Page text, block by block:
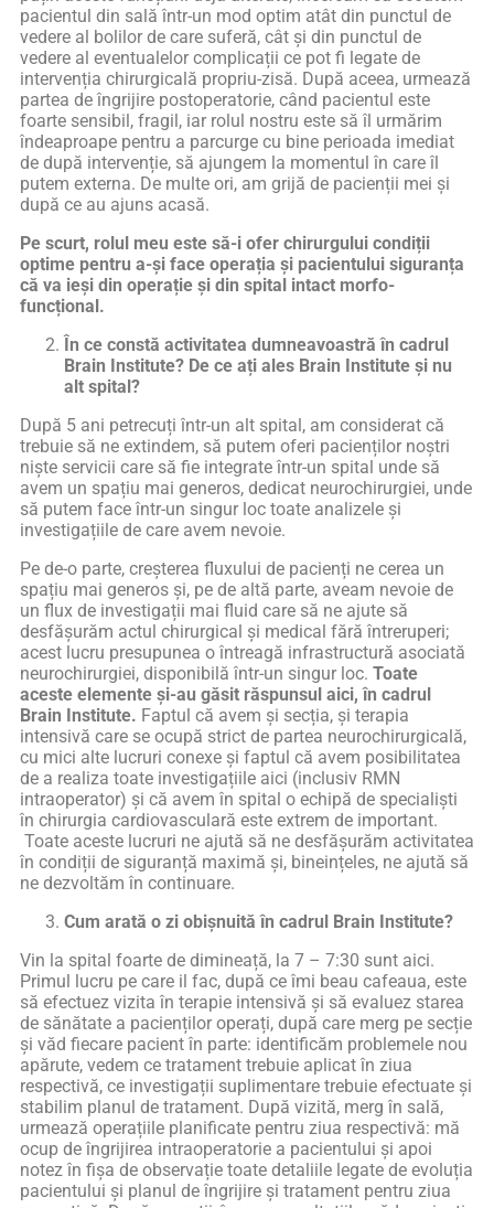
pacientul din sală într-un mod optim atât din punctul de
vedere al bolilor de care suferă, cât și din punctul de
vedere al eventualelor complicații ce pot fi legate de
intervenția chirurgicală propriu-zisă. După aceea, urmează
partea de îngrijire postoperatorie, când pacientul este
foarte sensibil, fragil, iar rolul nostru este să îl urmărim
îndeaproape pentru a parcurge cu bine perioada imediat
de după intervenție, să ajungem la momentul în care îl
putem externa. De multe ori, am grijă de pacienții mei și
după ce au ajuns acasă.
Pe scurt, rolul meu este să-i ofer chirurgului condiții
optime pentru a-și face operația și pacientului siguranța
că va ieși din operație și din spital intact morfo-
funcțional.
În ce constă activitatea dumneavoastră în cadrul
Brain Institute? De ce ați ales Brain Institute și nu
alt spital?
După 5 ani petrecuți într-un alt spital, am considerat că
trebuie să ne extindem, să putem oferi pacienților noștri
niște servicii care să fie integrate într-un spital unde să
avem un spațiu mai generos, dedicat neurochirurgiei, unde
să putem face într-un singur loc toate analizele și
investigațiile de care avem nevoie.
Pe de-o parte, creșterea fluxului de pacienți ne cerea un
spațiu mai generos și, pe de altă parte, aveam nevoie de
un flux de investigații mai fluid care să ne ajute să
desfășurăm actul chirurgical și medical fără întreruperi;
acest lucru presupunea o întreagă infrastructură asociată
neurochirurgiei, disponibilă într-un singur loc. Toate
aceste elemente și-au găsit răspunsul aici, în cadrul
Brain Institute. Faptul că avem și secția, și terapia
intensivă care se ocupă strict de partea neurochirurgicală,
cu mici alte lucruri conexe și faptul că avem posibilitatea
de a realiza toate investigațiile aici (inclusiv RMN
intraoperator) și că avem în spital o echipă de specialiști
în chirurgia cardiovasculară este extrem de important.
Toate aceste lucruri ne ajută să ne desfășurăm activitatea
în condiții de siguranță maximă și, bineințeles, ne ajută să
ne dezvoltăm în continuare.
Cum arată o zi obișnuită în cadrul Brain Institute?
Vin la spital foarte de dimineață, la 7 – 7:30 sunt aici.
Primul lucru pe care il fac, după ce îmi beau cafeaua, este
să efectuez vizita în terapie intensivă și să evaluez starea
de sănătate a pacienților operați, după care merg pe secție
și văd fiecare pacient în parte: identificăm problemele nou
apărute, vedem ce tratament trebuie aplicat în ziua
respectivă, ce investigații suplimentare trebuie efectuate și
stabilim planul de tratament. După vizită, merg în sală,
urmează operațiile planificate pentru ziua respectivă: mă
ocup de îngrijirea intraoperatorie a pacientului și apoi
notez în fișa de observație toate detaliile legate de evoluția
pacientului și planul de îngrijire și tratament pentru ziua